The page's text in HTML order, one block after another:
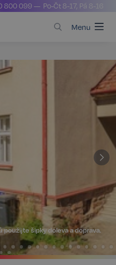
800 099 — Po-Čt 8-17, Pá 8-16
Menu
šipky doleva a doprava.